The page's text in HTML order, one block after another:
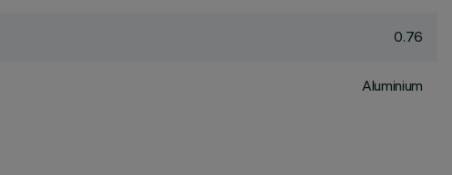
0.76
Aluminium